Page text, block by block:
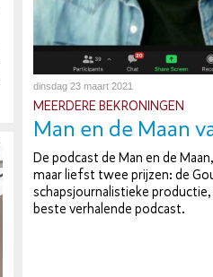
dinsdag 23 maart 2021
MEERDERE BE­KRO­NIN­GEN
Man en de Maan
De podcast de Man en de
maar liefst twee prijzen: de
schaps­jour­na­lis­tie­ke
beste ver­ha­len­de podcast.